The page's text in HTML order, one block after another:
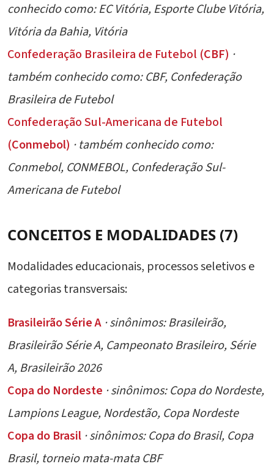
conhecido como: EC Vitória, Esporte Clube Vitória,
Vitória da Bahia, Vitória
Confederação Brasileira de Futebol (CBF) ·
também conhecido como: CBF, Confederação
Brasileira de Futebol
Confederação Sul-Americana de Futebol
(Conmebol) · também conhecido como:
Conmebol, CONMEBOL, Confederação Sul-
Americana de Futebol
CONCEITOS E MODALIDADES (7)
Modalidades educacionais, processos seletivos e
categorias transversais:
Brasileirão Série A · sinônimos: Brasileirão,
Brasileirão Série A, Campeonato Brasileiro, Série
A, Brasileirão 2026
Copa do Nordeste · sinônimos: Copa do Nordeste,
Lampions League, Nordestão, Copa Nordeste
Copa do Brasil · sinônimos: Copa do Brasil, Copa
Brasil, torneio mata-mata CBF